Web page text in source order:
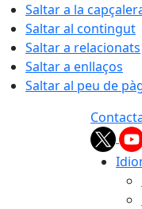
Saltar a la
Saltar al contingut
Saltar a relacionats
Saltar a enllaços
Saltar al peu de